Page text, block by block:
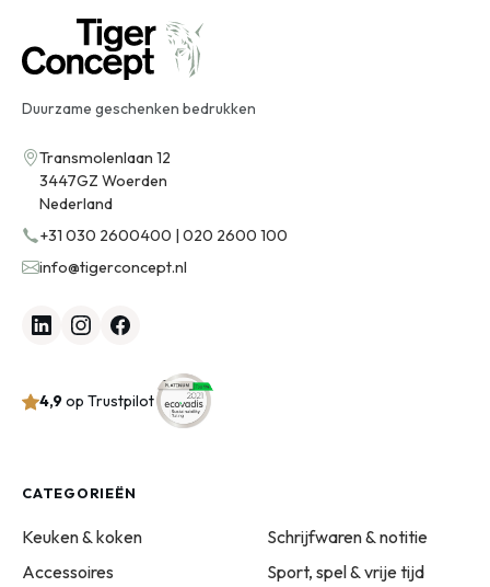
Duurzame geschenken bedrukken
Transmolenlaan 12
3447GZ Woerden
Nederland
+31 030 2600400 | 020 2600 100
info@tigerconcept.nl
4,9op Trustpilot
CATEGORIEËN
Keuken & koken
Accessoires
Schrijfwaren & notitie
Sport, spel & vrije tijd